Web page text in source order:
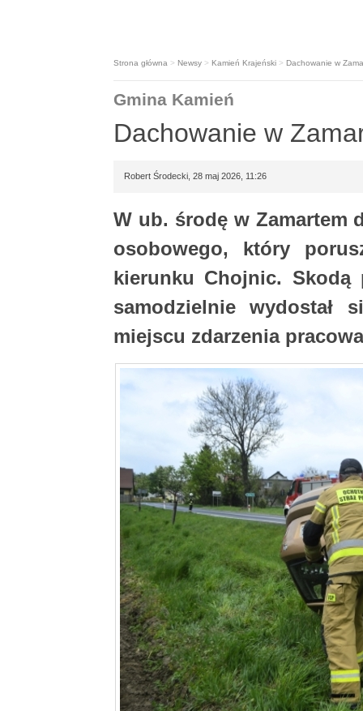
Strona główna > Newsy > Kamień Krajeński > Dachowanie w
Gmina Kamień
Dachowanie w
Robert Środecki, 28 maj 2026, 11:26
W ub. środę w Zamartem
osobowego, który
kierunku Chojnic. Skodą
samodzielnie wydostał
miejscu zdarzenia